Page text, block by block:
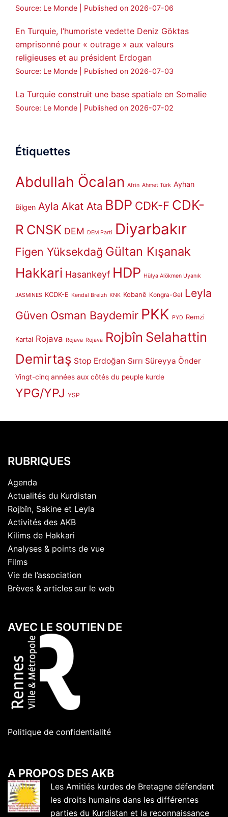
Source: Le Monde Published on 2026-07-06
En Turquie, l’humoriste vedette Deniz Göktas
emprisonné pour « outrage » aux valeurs
religieuses et au président Erdogan
Source: Le Monde Published on 2026-07-03
La Turquie construit une base spatiale en Somalie
Source: Le Monde Published on 2026-07-02
Étiquettes
Abdullah Öcalan Afrin Ahmet Türk Ayhan
Bilgen Ayla Akat Ata BDP CDK-F CDK-
R CNSK DEM DEM Parti Diyarbakır
Figen Yüksekdağ Gültan Kışanak
Hakkari Hasankeyf HDP Hülya Alökmen Uyanık
JASMINES KCDK-E Kendal Breizh KNK Kobanê Kongra-Gel Leyla
Güven Osman Baydemir PKK PYD Remzi
Kartal Rojava Rojava Rojava Rojbîn Selahattin
Demirtaş Stop Erdoğan Sırrı Süreyya Önder
Vingt-cinq années aux côtés du peuple kurde
YPG/YPJ YSP
RUBRIQUES
Agenda
Actualités du Kurdistan
Rojbîn, Sakine et Leyla
Activités des AKB
Kilims de Hakkari
Analyses & points de vue
Films
Vie de l’association
Brèves & articles sur le web
AVEC LE SOUTIEN DE
Politique de confidentialité
A PROPOS DES AKB
Les Amitiés kurdes de Bretagne défendent
les droits humains dans les différentes
parties du Kurdistan et la reconnaissance